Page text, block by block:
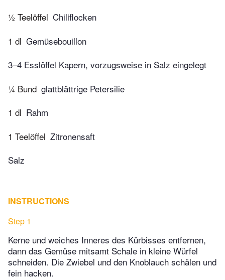
½ Teelöffel Chiliflocken
1 dl Gemüsebouillon
3–4 Esslöffel Kapern, vorzugsweise in Salz eingelegt
¼ Bund glattblättrige Petersilie
1 dl Rahm
1 Teelöffel Zitronensaft
Salz
INSTRUCTIONS
Step 1
Kerne und weiches Inneres des Kürbisses entfernen,
dann das Gemüse mitsamt Schale in kleine Würfel
schneiden. Die Zwiebel und den Knoblauch schälen und
fein hacken.